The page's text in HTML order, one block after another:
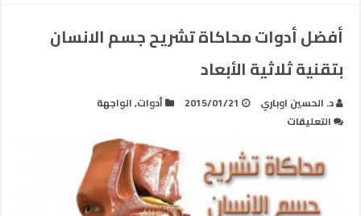
أفضل أدوات محاكاة تشريح جسم الانسان
بتقنية ثلاثية الأبعاد
د. الحسين اوباري 2015/01/21 أدوات,الواجهة
التعليقات
أدوات
محاكاة
تشريح